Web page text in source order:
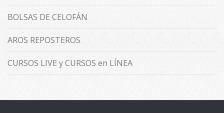
BOLSAS DE CELOFÁN
AROS REPOSTEROS
CURSOS LIVE y CURSOS en LÍNEA